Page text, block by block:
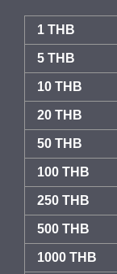
1 THB
5 THB
10 THB
20 THB
50 THB
100 THB
250 THB
500 THB
1000 THB